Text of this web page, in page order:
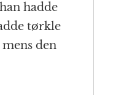
hadde
tørkle
den